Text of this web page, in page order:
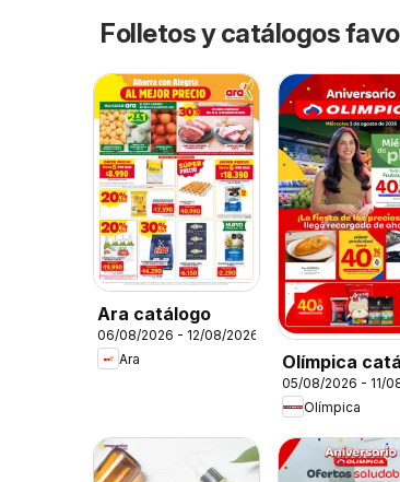
Folletos y catálogos
Ara catálogo
06/08/2026 - 12/08/2026
Ara
Olímpica
Miércoles de
Plaza
05/08/2026 - 11/
Olímpica